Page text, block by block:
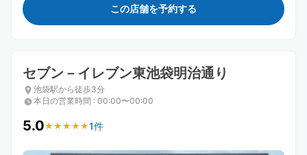
この店舗を予約する
セブン－イレブン東池袋明治通り
池袋駅から徒歩3分
本日の営業時間 : 00:00〜00:00
5.0★ ★ ★ ★ ★
★ ★ ★ ★ ★1件